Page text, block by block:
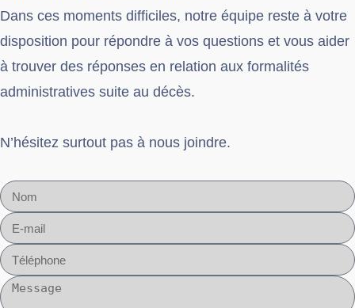
Dans ces moments difficiles, notre équipe reste à votre
disposition pour répondre à vos questions et vous aider
à trouver des réponses en relation aux formalités
administratives suite au décès.
N’hésitez surtout pas à nous joindre.